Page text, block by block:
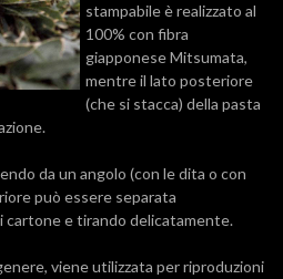
stampabile è realizzato al
100% con fibra
giapponese Mitsumata,
mentre il lato posteriore
(che si stacca) della pasta
da un angolo (con le dita o con
può essere separata
cartone e tirando delicatamente.
viene utilizzata per riproduzioni